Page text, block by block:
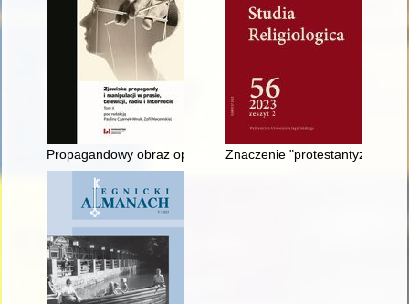
Propagandowy obraz operacji "Cedar Falls" ze stycznia 1967
Znaczenie "protestantyzacji"